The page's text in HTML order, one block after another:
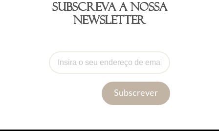
Subscreva a nossa
newsletter
Subscrever